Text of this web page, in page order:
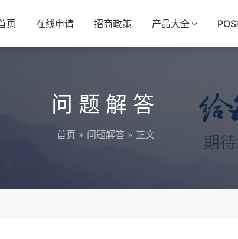
页 在线申请 招商政策 产品大全
问题解答
首页 » 问题解答 » 正文